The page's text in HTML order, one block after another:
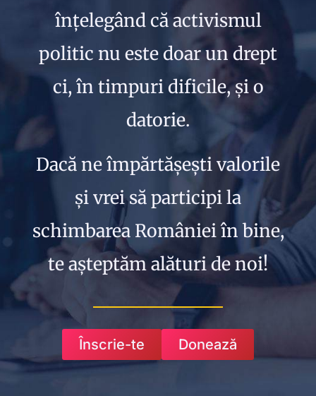
înțelegând că activismul
politic nu este doar un drept
ci, în timpuri dificile, și o
datorie.
Dacă ne împărtășești valorile
și vrei să participi la
schimbarea României în bine,
te așteptăm alături de noi!
Înscrie-te Donează